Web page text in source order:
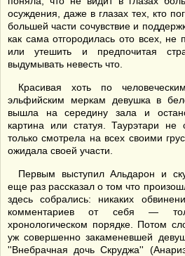
осуждения, даже в глазах тех, кто
большей части сочувствие и
как сама отгородилась ото всех,
или утешить и предпочитая
выдумывать невесть что.
Красивая хоть по
эльфийским меркам девушка в
вышла на середину зала и
картина или статуя. Таурэтари не
только смотрела на всех своими
ожидала своей участи.
Первым выступил Альдарон и
еще раз рассказал о том что
здесь собрались: никаких
комментариев от себя —
хронологическом порядке. Потом
уж совершенно закаменевшей
''Внебрачная дочь Скруджа''